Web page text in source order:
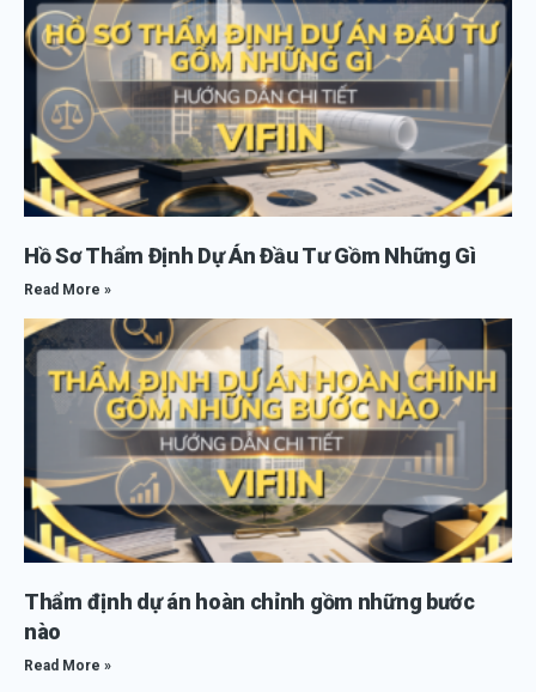
Hồ Sơ Thẩm Định Dự Án Đầu Tư Gồm Những Gì
Read More »
Thẩm định dự án hoàn chỉnh gồm những bước
nào
Read More »